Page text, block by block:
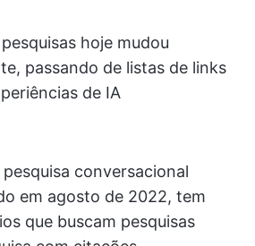
hoje mudou
passando de listas de links
de IA
conversacional
em agosto de 2022, tem
que buscam pesquisas